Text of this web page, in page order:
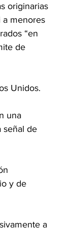
originarias
a menores
“en
de
Unidos.
una
señal de
y de
a